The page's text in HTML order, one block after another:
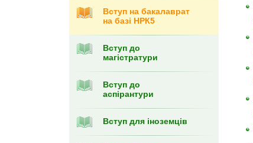
Вступ на бакалаврат
на базі НРК5
Вступ до
магістратури
Вступ до
аспірантури
Вступ для іноземців